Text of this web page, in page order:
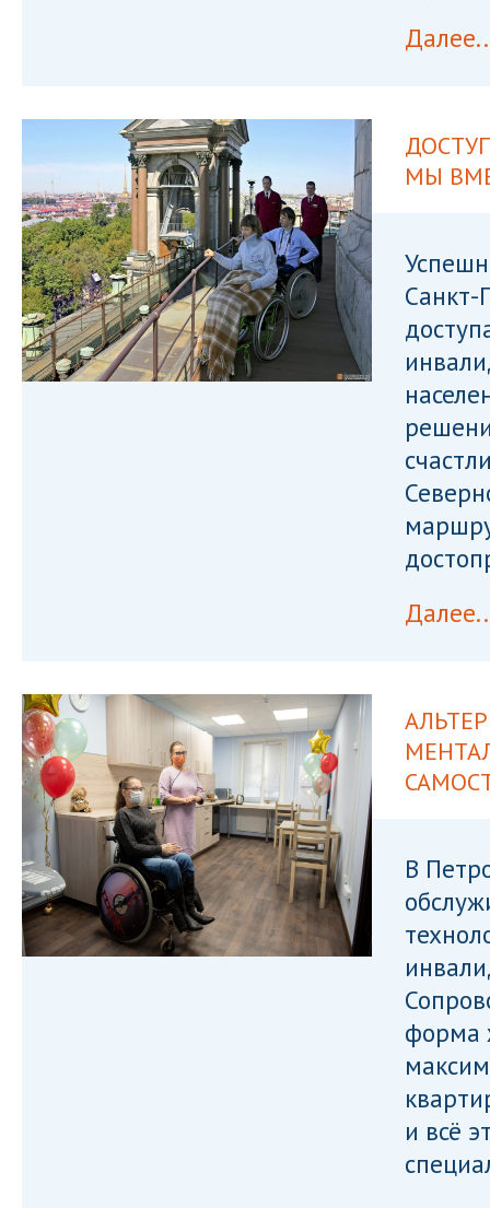
МЫ
Санкт-
В
форма
и всё